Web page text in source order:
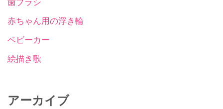
赤ちゃん用の浮き輪
ベビーカー
絵描き歌
アーカイブ